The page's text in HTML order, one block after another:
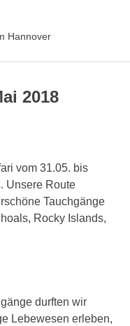
Hannover
2018
vom 31.05. bis
Unsere Route
Tauchgänge
Rocky Islands,
durften wir
Lebewesen erleben,